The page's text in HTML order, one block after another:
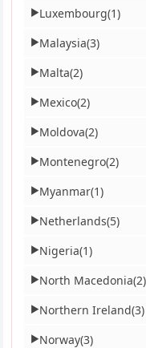
▶Luxembourg(1)
▶Malaysia(3)
▶Malta(2)
▶Mexico(2)
▶Moldova(2)
▶Montenegro(2)
▶Myanmar(1)
▶Netherlands(5)
▶Nigeria(1)
▶North Macedonia(2)
▶Northern Ireland(3)
▶Norway(3)